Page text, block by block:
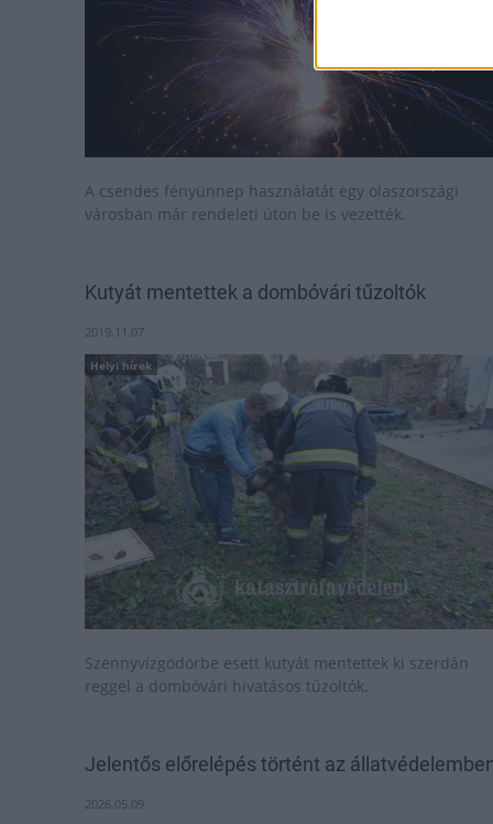
A csendes fényünnep használatát egy olaszországi
városban már rendeleti úton be is vezették.
Kutyát mentettek a dombóvári tűzoltók
2019.11.07
Helyi hírek
Szennyvízgödörbe esett kutyát mentettek ki szerdán
reggel a dombóvári hivatásos tűzoltók.
Jelentős előrelépés történt az
2026.05.09